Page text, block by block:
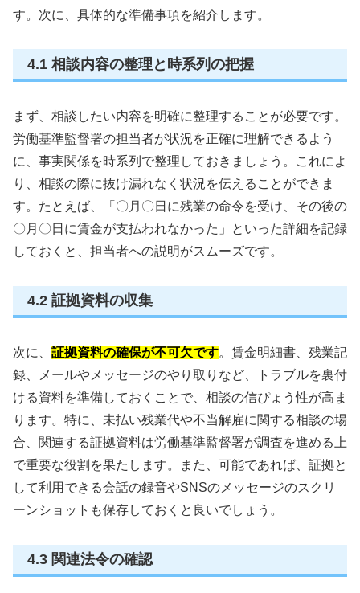
す。次に、具体的な準備事項を紹介します。
4.1 相談内容の整理と時系列の把握
まず、相談したい内容を明確に整理することが必要です。
労働基準監督署の担当者が状況を正確に理解できるよう
に、事実関係を時系列で整理しておきましょう。これによ
り、相談の際に抜け漏れなく状況を伝えることができま
す。たとえば、「〇月〇日に残業の命令を受け、その後の
〇月〇日に賃金が支払われなかった」といった詳細を記録
しておくと、担当者への説明がスムーズです。
4.2 証拠資料の収集
次に、 証拠資料の確保が不可欠です。賃金明細書、残業記
録、メールやメッセージのやり取りなど、トラブルを裏付
ける資料を準備しておくことで、相談の信ぴょう性が高ま
ります。特に、未払い残業代や不当解雇に関する相談の場
合、関連する証拠資料は労働基準監督署が調査を進める上
で重要な役割を果たします。また、可能であれば、証拠と
して利用できる会話の録音やSNSのメッセージのスクリ
ーンショットも保存しておくと良いでしょう。
4.3 関連法令の確認